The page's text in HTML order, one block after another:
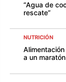
“Agua de
rescate”
NUTRICIÓN
a un maratón